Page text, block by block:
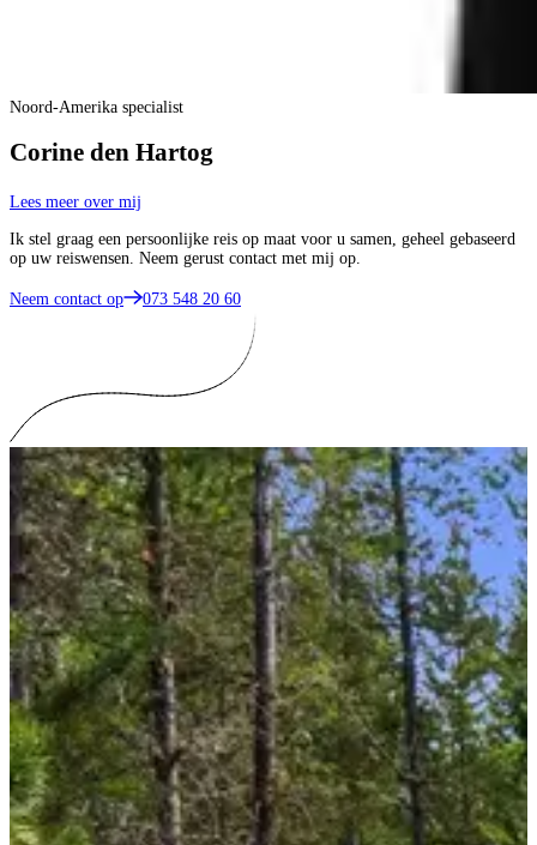
Noord-Amerika specialist
Corine den Hartog
Lees meer over mij
Ik stel graag een persoonlijke reis op maat voor u samen, geheel gebaseerd
op uw reiswensen. Neem gerust contact met mij op.
Neem contact op 073 548 20 60